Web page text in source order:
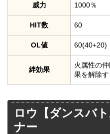
威力 1000％
HIT数 60
OL値 60(40+20)
絆効果
火属性の
果を解除す
ロウ【ダンスバ
ナー